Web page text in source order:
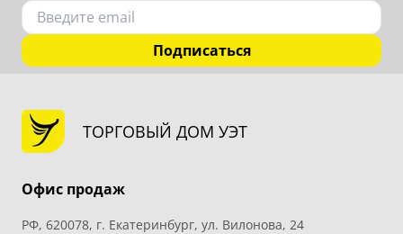
Подписаться
ТОРГОВЫЙ ДОМ УЭТ
Офис продаж
РФ, 620078, г. Екатеринбург, ул. Вилонова, 24